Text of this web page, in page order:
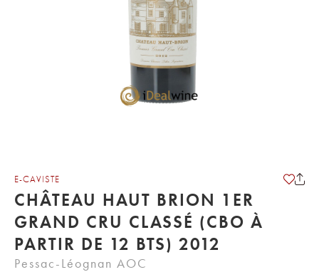
E-CAVISTE
CHÂTEAU HAUT BRION 1ER
GRAND CRU CLASSÉ (CBO À
PARTIR DE 12 BTS) 2012
Pessac-Léognan AOC